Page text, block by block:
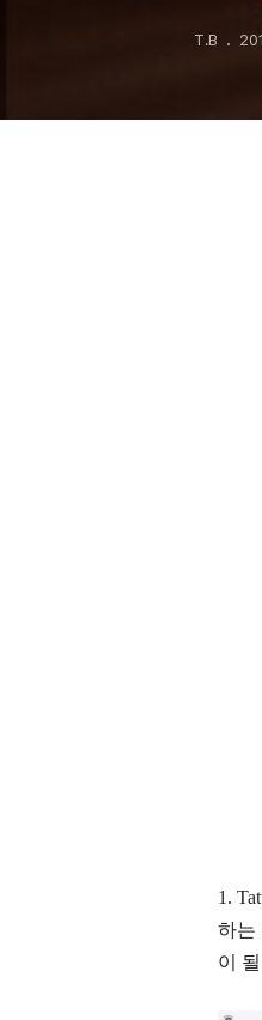
T.B
1.
하는
이